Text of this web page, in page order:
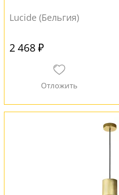
Lucide (Бельгия)
2 468 ₽